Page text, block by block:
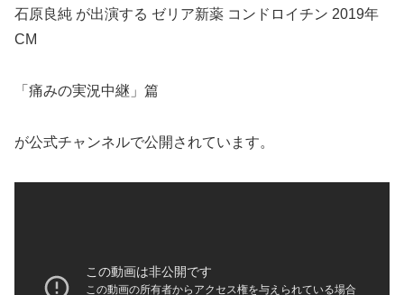
石原良純 が出演する ゼリア新薬 コンドロイチン 2019年
CM
「痛みの実況中継」篇
が公式チャンネルで公開されています。